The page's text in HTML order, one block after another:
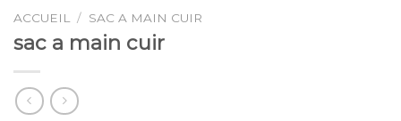
ACCUEIL / SAC A MAIN CUIR
sac a main cuir